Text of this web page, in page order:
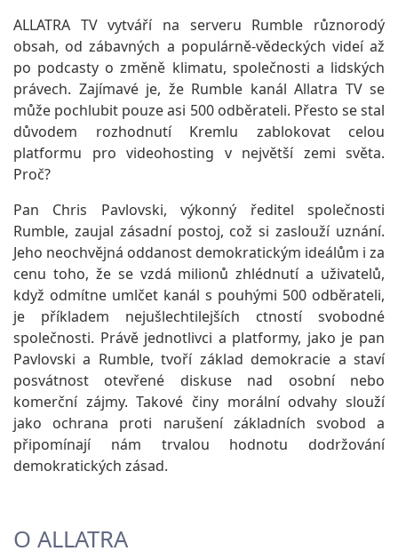
ALLATRA TV vytváří na serveru Rumble různorodý
obsah, od zábavných a populárně-vědeckých videí až
po podcasty o změně klimatu, společnosti a lidských
právech. Zajímavé je, že Rumble kanál Allatra TV se
může pochlubit pouze asi 500 odběrateli. Přesto se stal
důvodem rozhodnutí Kremlu zablokovat celou
platformu pro videohosting v největší zemi světa.
Proč?
Pan Chris Pavlovski, výkonný ředitel společnosti
Rumble, zaujal zásadní postoj, což si zaslouží uznání.
Jeho neochvějná oddanost demokratickým ideálům i za
cenu toho, že se vzdá milionů zhlédnutí a uživatelů,
když odmítne umlčet kanál s pouhými 500 odběrateli,
je příkladem nejušlechtilejších ctností svobodné
společnosti. Právě jednotlivci a platformy, jako je pan
Pavlovski a Rumble, tvoří základ demokracie a staví
posvátnost otevřené diskuse nad osobní nebo
komerční zájmy. Takové činy morální odvahy slouží
jako ochrana proti narušení základních svobod a
připomínají nám trvalou hodnotu dodržování
demokratických zásad.
O ALLATRA